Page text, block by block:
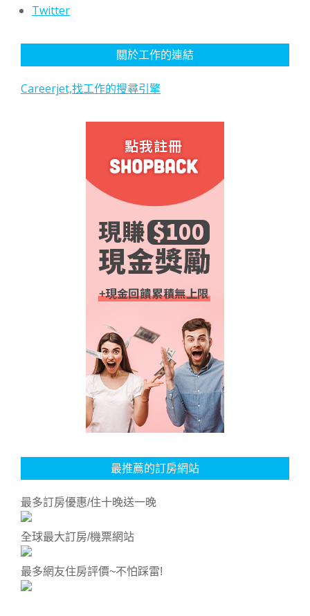
Twitter
關於工作的連結
Careerjet,找工作的搜尋引擎
最推薦的訂房網站
最多訂房優惠/住十晚送一晚
全球最大訂房/機票網站
最多網友住房評價~不怕踩雷!